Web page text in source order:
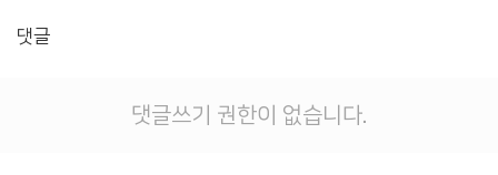
댓글
댓글쓰기 권한이 없습니다.